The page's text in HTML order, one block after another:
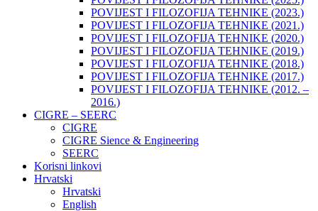
POVIJEST I FILOZOFIJA TEHNIKE (2023.)
POVIJEST I FILOZOFIJA TEHNIKE (2021.)
POVIJEST I FILOZOFIJA TEHNIKE (2020.)
POVIJEST I FILOZOFIJA TEHNIKE (2019.)
POVIJEST I FILOZOFIJA TEHNIKE (2018.)
POVIJEST I FILOZOFIJA TEHNIKE (2017.)
POVIJEST I FILOZOFIJA TEHNIKE (2012. –
2016.)
CIGRE – SEERC
CIGRE
CIGRE Sience & Engineering
SEERC
Korisni linkovi
Hrvatski
Hrvatski
English